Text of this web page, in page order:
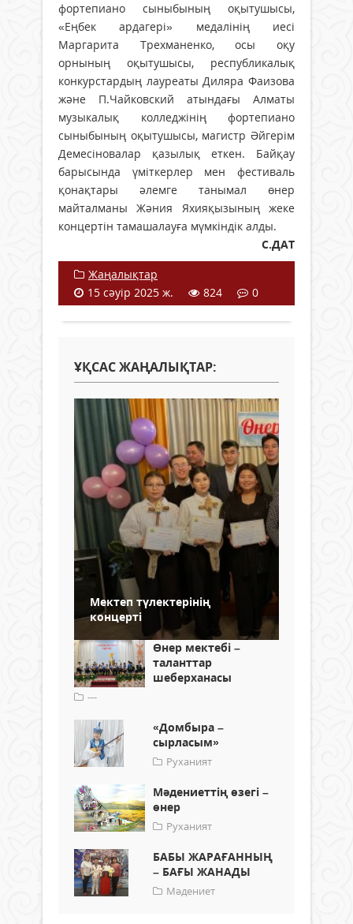
фортепиано сыныбының оқытушысы,
«Еңбек ардагері» медалінің иесі
Маргарита Трехманенко, осы оқу
орнының оқытушысы, республикалық
конкурстардың лауреаты Диляра Фаизова
және П.Чайковский атындағы Алматы
музыкалық колледжінің фортепиано
сыныбының оқытушысы, магистр Әйгерім
Демесіновалар қазылық еткен. Байқау
барысында үміткерлер мен фестиваль
қонақтары әлемге танымал өнер
майталманы Жәния Яхияқызының жеке
концертін тамашалауға мүмкіндік алды.
С.ДАТ
Жаңалықтар
15 сәуір 2025 ж.
824 0
ҰҚСАС ЖАҢАЛЫҚТАР:
Мектеп түлектерінің
концерті
Өнер мектебі –
таланттар
шеберханасы
---
«Домбыра –
сырласым»
Руханият
Мәдениеттің өзегі –
өнер
Руханият
БАБЫ ЖАРАҒАННЫҢ
– БАҒЫ ЖАНАДЫ
Мәдениет